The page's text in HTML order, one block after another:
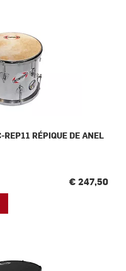
REP11 RÉPIQUE DE ANEL
€ 247,50